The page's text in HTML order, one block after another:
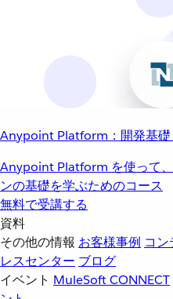
Anypoint Platform：開発基礎
Anypoint Platform を使って
ンの基礎を学ぶためのコース
無料で受講する
資料
その他の情報 お客様事例 コン
レスセンター ブログ
イベント MuleSoft CONNECT